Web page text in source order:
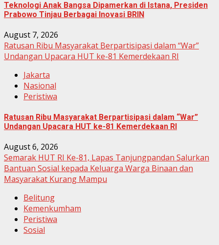
Teknologi Anak Bangsa Dipamerkan di Istana, Presiden
Prabowo Tinjau Berbagai Inovasi BRIN
August 7, 2026
Ratusan Ribu Masyarakat Berpartisipasi dalam “War”
Undangan Upacara HUT ke-81 Kemerdekaan RI
Jakarta
Nasional
Peristiwa
Ratusan Ribu Masyarakat Berpartisipasi dalam “War”
Undangan Upacara HUT ke-81 Kemerdekaan RI
August 6, 2026
Semarak HUT RI Ke-81, Lapas Tanjungpandan Salurkan
Bantuan Sosial kepada Keluarga Warga Binaan dan
Masyarakat Kurang Mampu
Belitung
Kemenkumham
Peristiwa
Sosial